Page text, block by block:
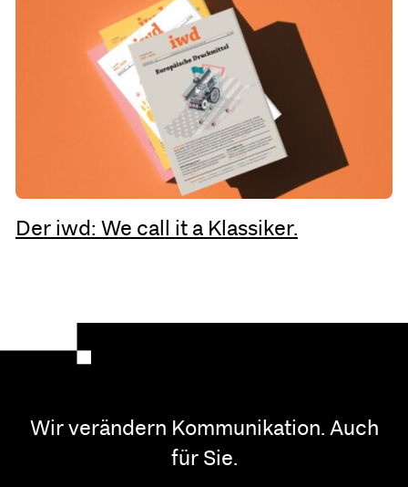
Der iwd: We call it a Klassiker.
Wir verändern Kommunikation. Auch
für Sie.